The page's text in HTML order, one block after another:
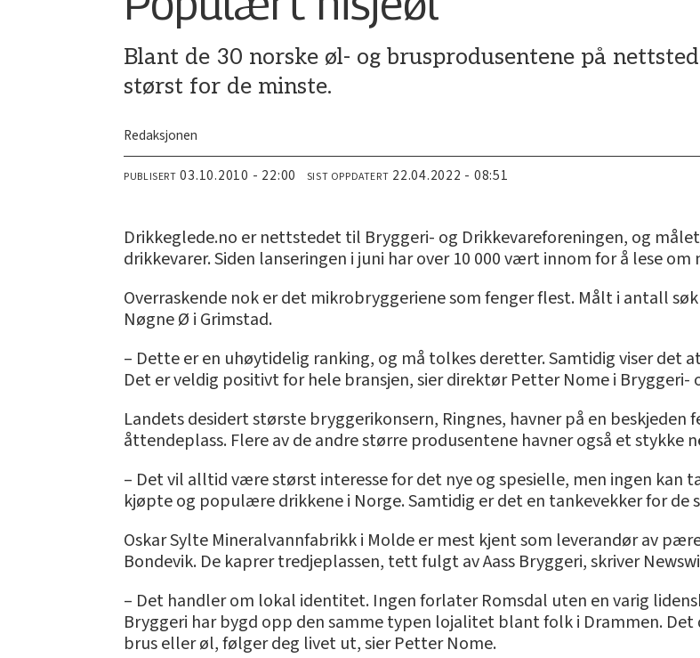
Blant de 30 norske øl- og brusprodusentene på
størst for de minste.
Redaksjonen
PUBLISERT 03.10.2010 - 22:00 SIST OPPDATERT 22.04.2022 - 08:51
Drikkeglede.no er nettstedet til Bryggeri- og Drikkevareforeningen, og
drikkevarer. Siden lanseringen i juni har over 10 000 vært innom for å lese om
Overraskende nok er det mikrobryggeriene som fenger flest. Målt i antall
Nøgne Ø i Grimstad.
– Dette er en uhøytidelig ranking, og må tolkes deretter. Samtidig viser
Det er veldig positivt for hele bransjen, sier direktør Petter Nome i Bryggeri-
Landets desidert største bryggerikonsern, Ringnes, havner på en beskjeden
åttendeplass. Flere av de andre større produsentene havner også et stykke
– Det vil alltid være størst interesse for det nye og spesielle, men ingen kan
kjøpte og populære drikkene i Norge. Samtidig er det en tankevekker for de
Oskar Sylte Mineralvannfabrikk i Molde er mest kjent som leverandør av
Bondevik. De kaprer tredjeplassen, tett fulgt av Aass Bryggeri, skriver
– Det handler om lokal identitet. Ingen forlater Romsdal uten en varig
Bryggeri har bygd opp den samme typen lojalitet blant folk i Drammen.
brus eller øl, følger deg livet ut, sier Petter Nome.